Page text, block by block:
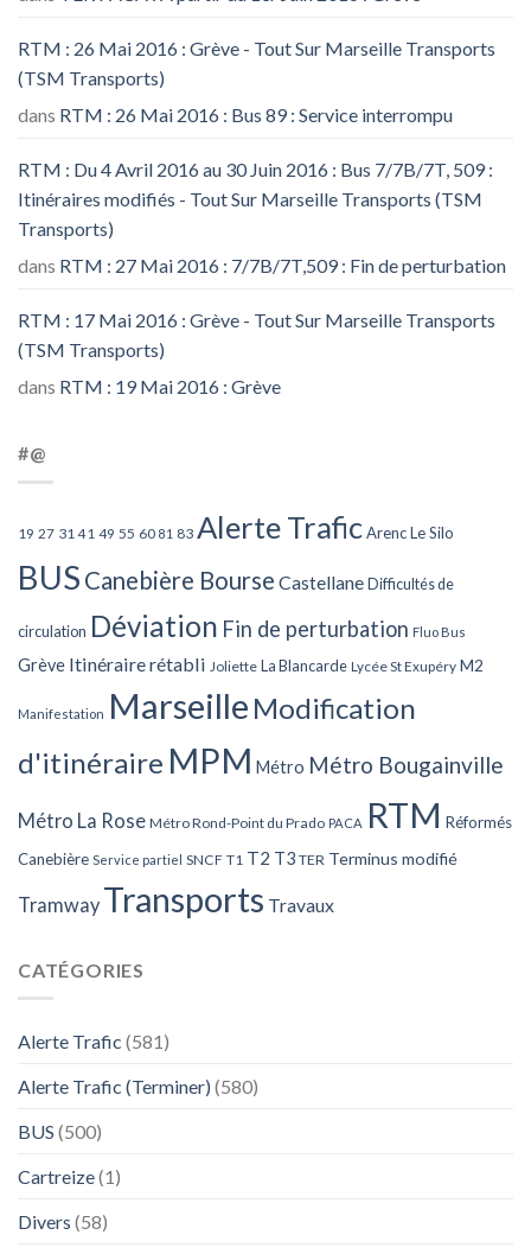
RTM : 26 Mai 2016 : Grève - Tout Sur Marseille Transports
(TSM Transports)
dans RTM : 26 Mai 2016 : Bus 89 : Service interrompu
RTM : Du 4 Avril 2016 au 30 Juin 2016 : Bus 7/7B/7T, 509 :
Itinéraires modifiés - Tout Sur Marseille Transports (TSM
Transports)
dans RTM : 27 Mai 2016 : 7/7B/7T,509 : Fin de perturbation
RTM : 17 Mai 2016 : Grève - Tout Sur Marseille Transports
(TSM Transports)
dans RTM : 19 Mai 2016 : Grève
#@
19 27 31 41 49 55 60 81 83 Alerte TraficArenc Le Silo
BUS Canebière Bourse Castellane Difficultés de
circulation Déviation Fin de perturbation Fluo Bus
Grève Itinéraire rétabli Joliette La Blancarde Lycée St Exupéry M2
Manifestation Marseille Modification
d'itinéraire MPM Métro Métro Bougainville
Métro La Rose Métro Rond-Point du Prado PACA RTM Réformés
Canebière Service partiel SNCF T1 T2 T3 TER Terminus modifié
Tramway Transports Travaux
CATÉGORIES
Alerte Trafic (581)
Alerte Trafic (Terminer) (580)
BUS (500)
Cartreize(1)
Divers (58)